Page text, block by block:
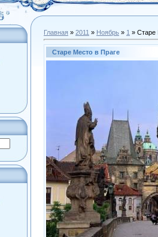
Главная » 2011 » Ноябрь » 1 » Старе
Старе Место в Праге